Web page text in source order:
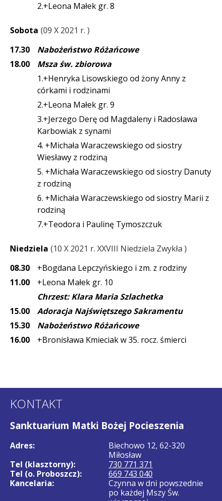
2.+Leona Małek gr. 8
Sobota 09 X 2021 r.
17.30
Nabożeństwo Różańcowe
18.00
Msza św. zbiorowa
1.+Henryka Lisowskiego od żony Anny z
córkami i rodzinami
2.+Leona Małek gr. 9
3.+Jerzego Derę od Magdaleny i Radosława
Karbowiak z synami
4. +Michała Waraczewskiego od siostry
Wiesławy z rodziną
5. +Michała Waraczewskiego od siostry Danuty
z rodziną
6. +Michała Waraczewskiego od siostry Marii z
rodziną
7.+Teodora i Paulinę Tymoszczuk
Niedziela 10 X 2021 r. XXVIII Niedziela Zwykła
08.30
+Bogdana Lepczyńskiego i zm. z rodziny
11.00
+Leona Małek gr. 10
Chrzest: Klara Maria Szlachetka
15.00
Adoracja Najświętszego Sakramentu
15.30
Nabożeństwo Różańcowe
16.00
+Bronisława Kmieciak w 35. rocz. śmierci
KONTAKT
Sanktuarium Matki Bożej Pocieszenia
Adres:
Biechowo 12, 62-320
Miłosław
Tel (klasztorny):
730 771 371
Tel (o. Proboszcz):
669 743 040
Kancelaria:
Czynna w dni powszednie
po każdej Mszy Św.